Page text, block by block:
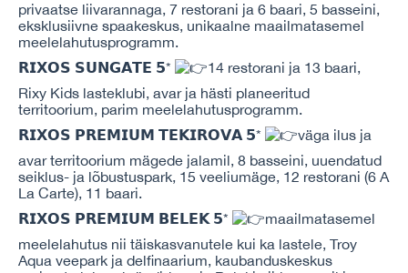
privaatse liivarannaga, 7 restorani ja 6 baari, 5 basseini,
eksklusiivne spaakeskus, unikaalne maailmatasemel
meelelahutusprogramm.
𝗥𝗜𝗫𝗢𝗦 𝗦𝗨𝗡𝗚𝗔𝗧𝗘 𝟱*
14 restorani ja 13 baari,
Rixy Kids lasteklubi, avar ja hästi planeeritud
territoorium, parim meelelahutusprogramm.
𝗥𝗜𝗫𝗢𝗦 𝗣𝗥𝗘𝗠𝗜𝗨𝗠 𝗧𝗘𝗞𝗜𝗥𝗢𝗩𝗔 𝟱*
väga ilus ja
avar territoorium mägede jalamil, 8 basseini, uuendatud
seiklus- ja lõbustuspark, 15 veeliumäge, 12 restorani (6 A
La Carte), 11 baari.
𝗥𝗜𝗫𝗢𝗦 𝗣𝗥𝗘𝗠𝗜𝗨𝗠 𝗕𝗘𝗟𝗘𝗞 𝟱*
maailmatasemel
meelelahutus nii täiskasvanutele kui ka lastele, Troy
Aqua veepark ja delfinaarium, kaubanduskeskus